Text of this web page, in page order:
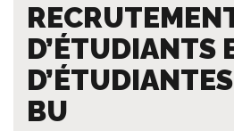
D’ÉTUDIANTS
BU